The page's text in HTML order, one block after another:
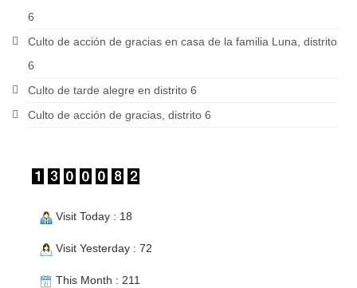
6
Culto de acción de gracias en casa de la familia Luna, distrito
6
Culto de tarde alegre en distrito 6
Culto de acción de gracias, distrito 6
Visit Today : 18
Visit Yesterday : 72
This Month : 211